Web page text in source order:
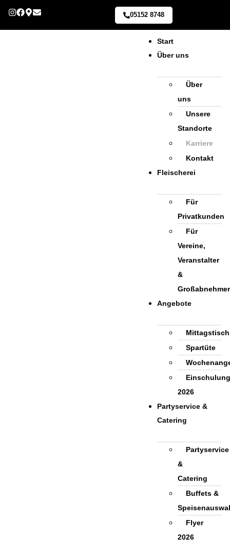
05152 8748
Start
Über uns
Über
uns
Unsere
Standorte
Karriere
Kontakt
Fleischerei
Für
Privatkunden
Für
Vereine,
Veranstalter
&
Großabnehmer
Angebote
Mittagstisch
Spartüte
Einschulung
2026
Partyservice &
Catering
Partyservice
&
Catering
Buffets &
Flyer
2026